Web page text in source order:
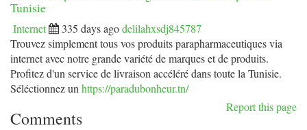
Tunisie
Internet 335 days agodelilahxsdj845787
Trouvez simplement tous vos produits parapharmaceutiques via
internet avec notre grande variété de marques et de produits.
Profitez d'un service de livraison accéléré dans toute la Tunisie.
Séléctionnez un https://paradubonheur.tn/
Report this page
Comments